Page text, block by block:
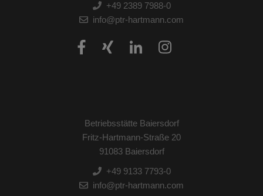
+49 2389 7988-0
info@ptr-hartmann.com
Betriebsstätte Baiersdorf
Fritz-Hartmann-Straße 20
91083 Baiersdorf
+49 9133 7793-0
info@ptr-hartmann.com